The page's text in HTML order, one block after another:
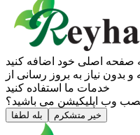
صفحه اصلی خود اضافه کنید
و بدون نیاز به بروز ‌رسانی از
خدمات ما استفاده کنید
نصب وب اپلیکیشن می باشید؟
بله لطفا خیر متشکرم